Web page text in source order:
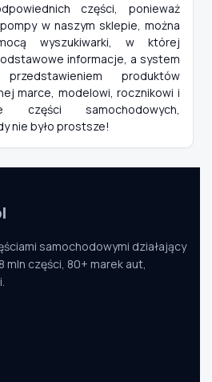
części, ponieważ
w naszym sklepie, można
wyszukiwarki, w której
informacje, a system
produktów
marce, modelowi, rocznikowi i
części samochodowych,
nie było prostsze!
samochodowymi działający
mln części, 80+ marek aut,